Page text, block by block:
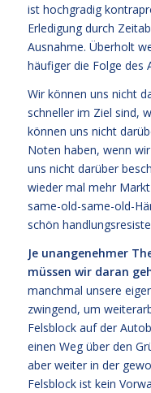
ist hochgradig
Erledigung durch
Ausnahme. Überholt
häufiger die Folge des
Wir können uns nicht
schneller im Ziel sind,
können uns nicht
Noten haben, wenn
uns nicht darüber
wieder mal mehr
same-old-same-old-
schön
Je unangenehmer
müssen wir daran
manchmal unsere
zwingend, um
Felsblock auf der
einen Weg über den
aber weiter in der
Felsblock ist kein